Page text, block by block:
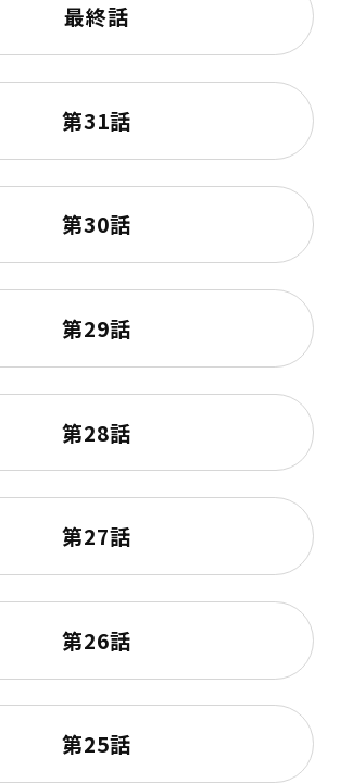
最終話
第31話
第30話
第29話
第28話
第27話
第26話
第25話